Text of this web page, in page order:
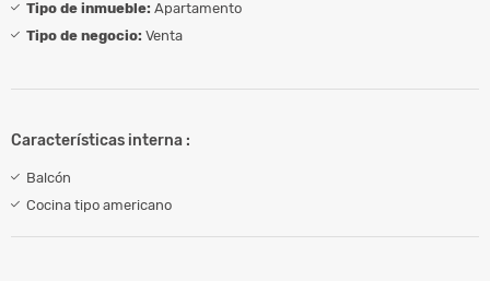
Tipo de inmueble: Apartamento
Tipo de negocio: Venta
Características interna :
Balcón
Cocina tipo americano